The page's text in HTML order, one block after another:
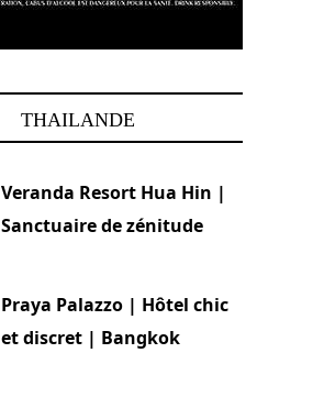
THAILANDE
Veranda Resort Hua Hin |
Sanctuaire de zénitude
Praya Palazzo | Hôtel chic
et discret | Bangkok